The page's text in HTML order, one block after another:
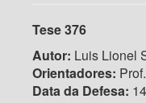
Tese 376
Autor: Luis Lionel
Orientadores:
Data da Defesa: